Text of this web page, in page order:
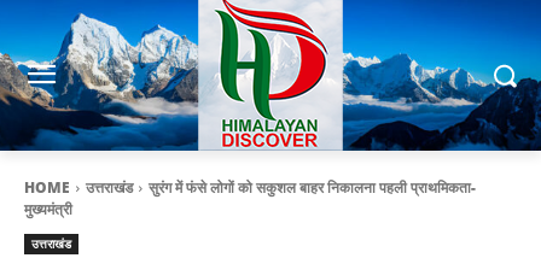
HOME उत्तराखंड
सुरंग में फंसे लोगों को सकुशल बाहर निकालना पहली प्राथमिकता-
मुख्यमंत्री
उत्तराखंड